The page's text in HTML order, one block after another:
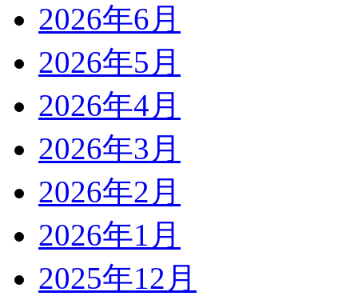
2026年6月
2026年5月
2026年4月
2026年3月
2026年2月
2026年1月
2025年12月